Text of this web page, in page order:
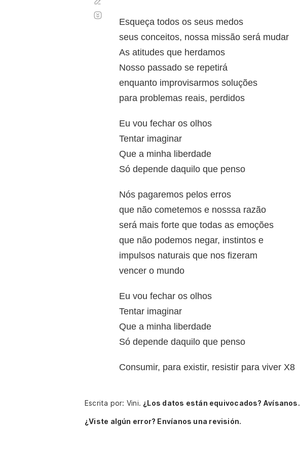
Esqueça todos os seus medos
seus conceitos, nossa missão será mudar
As atitudes que herdamos
Nosso passado se repetirá
enquanto improvisarmos soluções
para problemas reais, perdidos
Eu vou fechar os olhos
Tentar imaginar
Que a minha liberdade
Só depende daquilo que penso
Nós pagaremos pelos erros
que não cometemos e nosssa razão
será mais forte que todas as emoções
que não podemos negar, instintos e
impulsos naturais que nos fizeram
vencer o mundo
Eu vou fechar os olhos
Tentar imaginar
Que a minha liberdade
Só depende daquilo que penso
Consumir, para existir, resistir para viver X8
automático
Escrita por: Vini. ¿Los datos están equivocados? Avísanos.
¿Viste algún error? Envíanos una revisión.